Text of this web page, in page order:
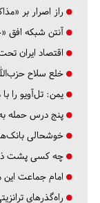
راز اصرار بر
آنتن شبکه
اقتصاد ایران
خلع سلاح
یمن: تل‌آویو را
پنج درس‌ حمله
خوشحالی بانک‌ها
چه کسی پشت
امام جماعت این مسجد در ۳ سال،
راه‌گذرهای